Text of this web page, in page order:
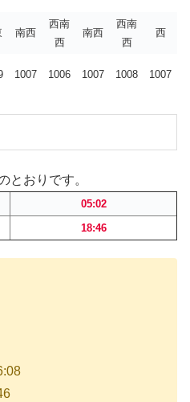
南西
西南
西
南西
西南
西
西
1007 1006 1007 1008 1007
とおりです。
05:02
18:46